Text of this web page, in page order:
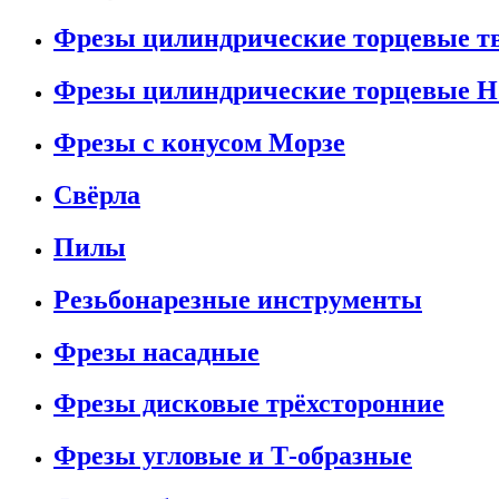
Фрезы цилиндрические торцевые
Фрезы цилиндрические торцевые
Фрезы с конусом Морзе
Свёрла
Пилы
Резьбонарезные инструменты
Фрезы насадные
Фрезы дисковые трёхсторонние
Фрезы угловые и Т-образные